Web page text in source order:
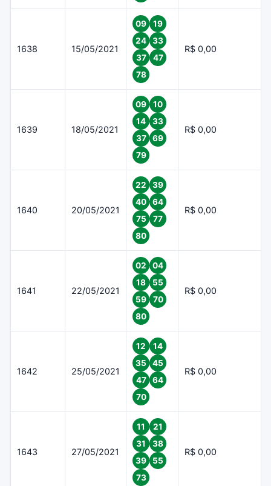
1638 15/05/2021
09
19
24
33
37
47
78
R$ 0,00
1639 18/05/2021
09
10
14
33
37
69
79
R$ 0,00
1640 20/05/2021
22
39
40
64
75
77
80
R$ 0,00
1641 22/05/2021
02
04
18
55
59
70
80
R$ 0,00
1642 25/05/2021
12
14
35
45
47
64
70
R$ 0,00
1643 27/05/2021
11
21
31
38
39
55
73
R$ 0,00